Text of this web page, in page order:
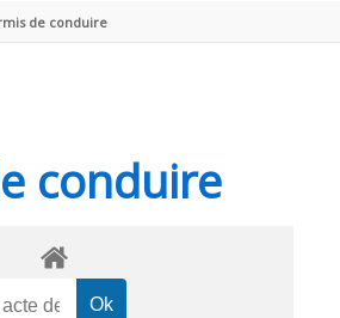
PRINCIPAL
de conduire
conduire